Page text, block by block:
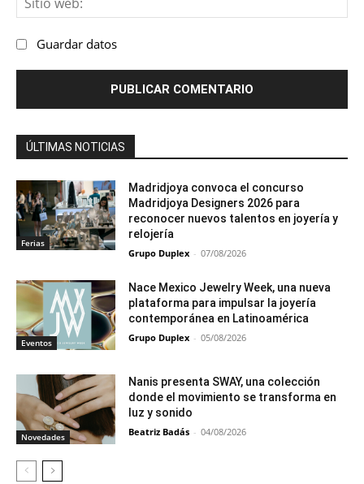
Guardar datos
ÚLTIMAS NOTICIAS
Ferias
Madridjoya convoca el concurso
Madridjoya Designers 2026 para
reconocer nuevos talentos en joyería y
relojería
Grupo Duplex - 07/08/2026
Eventos
Nace Mexico Jewelry Week, una nueva
plataforma para impulsar la joyería
contemporánea en Latinoamérica
Grupo Duplex - 05/08/2026
Novedades
Nanis presenta SWAY, una colección
donde el movimiento se transforma en
luz y sonido
Beatriz Badás - 04/08/2026